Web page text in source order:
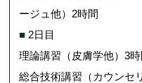
ージュ他）2時間
■ 2日目
理論講習（皮膚学他）3時
総合技術講習（カウンセ